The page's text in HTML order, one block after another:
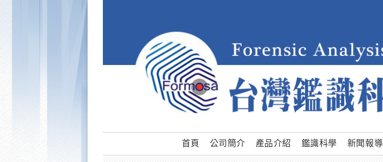
首頁 公司簡介 產品介紹 鑑識科學 新聞報導